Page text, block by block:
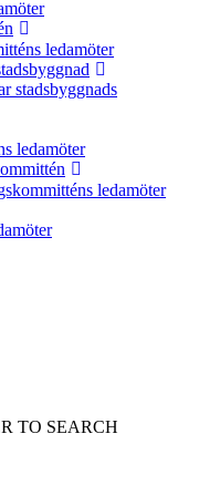
ledamöter
stadsbyggnads
ledamöter
ledamöter
TO SEARCH